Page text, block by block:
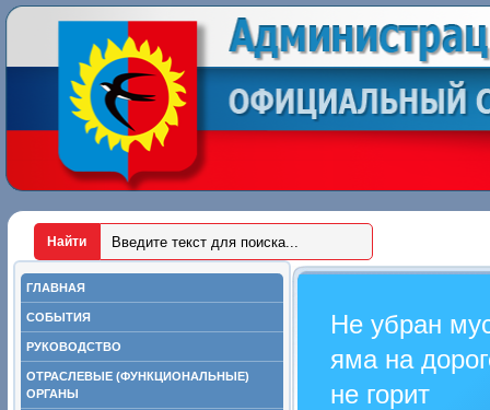
ГЛАВНАЯ
СОБЫТИЯ
РУКОВОДСТВО
ОТРАСЛЕВЫЕ (ФУНКЦИОНАЛЬНЫЕ)
ОРГАНЫ
Не убран
яма на
не горит